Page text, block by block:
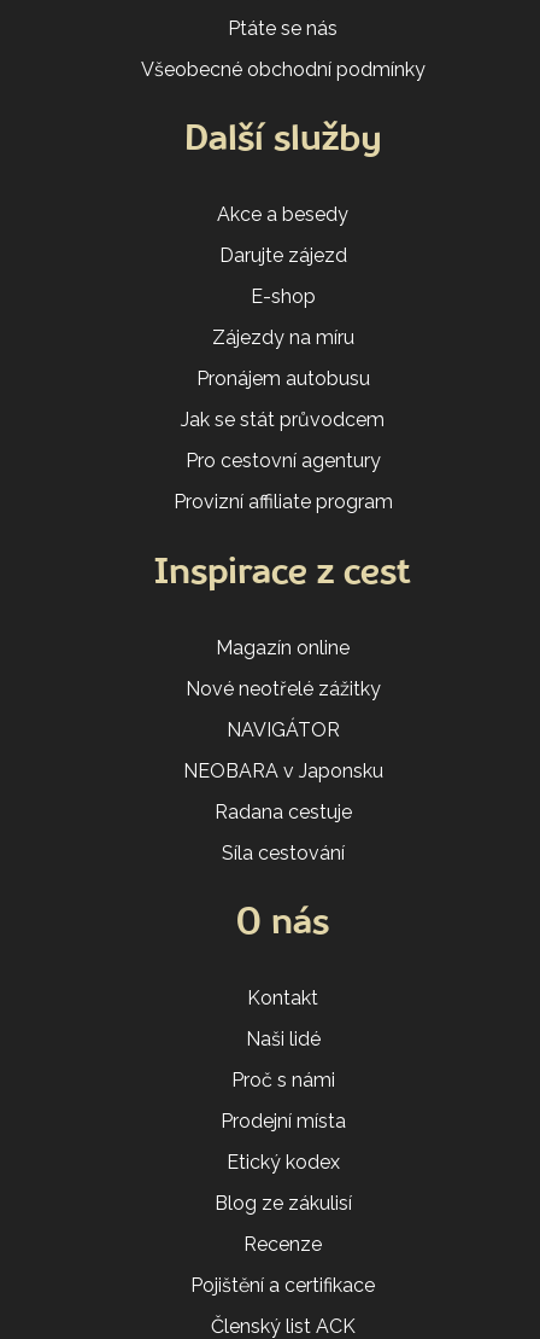
Ptáte se nás
Všeobecné obchodní podmínky
Další služby
Akce a besedy
Darujte zájezd
E-shop
Zájezdy na míru
Pronájem autobusu
Jak se stát průvodcem
Pro cestovní agentury
Provizní affiliate program
Inspirace z cest
Magazín online
Nové neotřelé zážitky
NAVIGÁTOR
NEOBARA v Japonsku
Radana cestuje
Síla cestování
O nás
Kontakt
Naši lidé
Proč s námi
Prodejní místa
Etický kodex
Blog ze zákulisí
Recenze
Pojištění a certifikace
Členský list ACK